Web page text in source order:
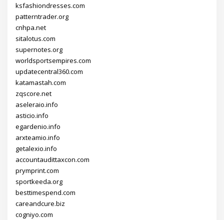
ksfashiondresses.com
patterntrader.org
cnhpa.net
sitalotus.com
supernotes.org
worldsportsempires.com
updatecentral360.com
katamastah.com
zqscore.net
aseleraio.info
asticio.info
egardenio.info
arxteamio.info
getalexio.info
accountaudittaxcon.com
prymprint.com
sportkeeda.org
besttimespend.com
careandcure.biz
cogniyo.com